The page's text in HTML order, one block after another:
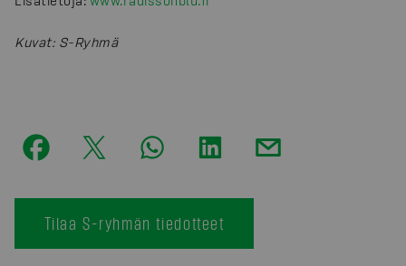
Kuvat: S-Ryhmä
Tilaa S-ryhmän tiedotteet